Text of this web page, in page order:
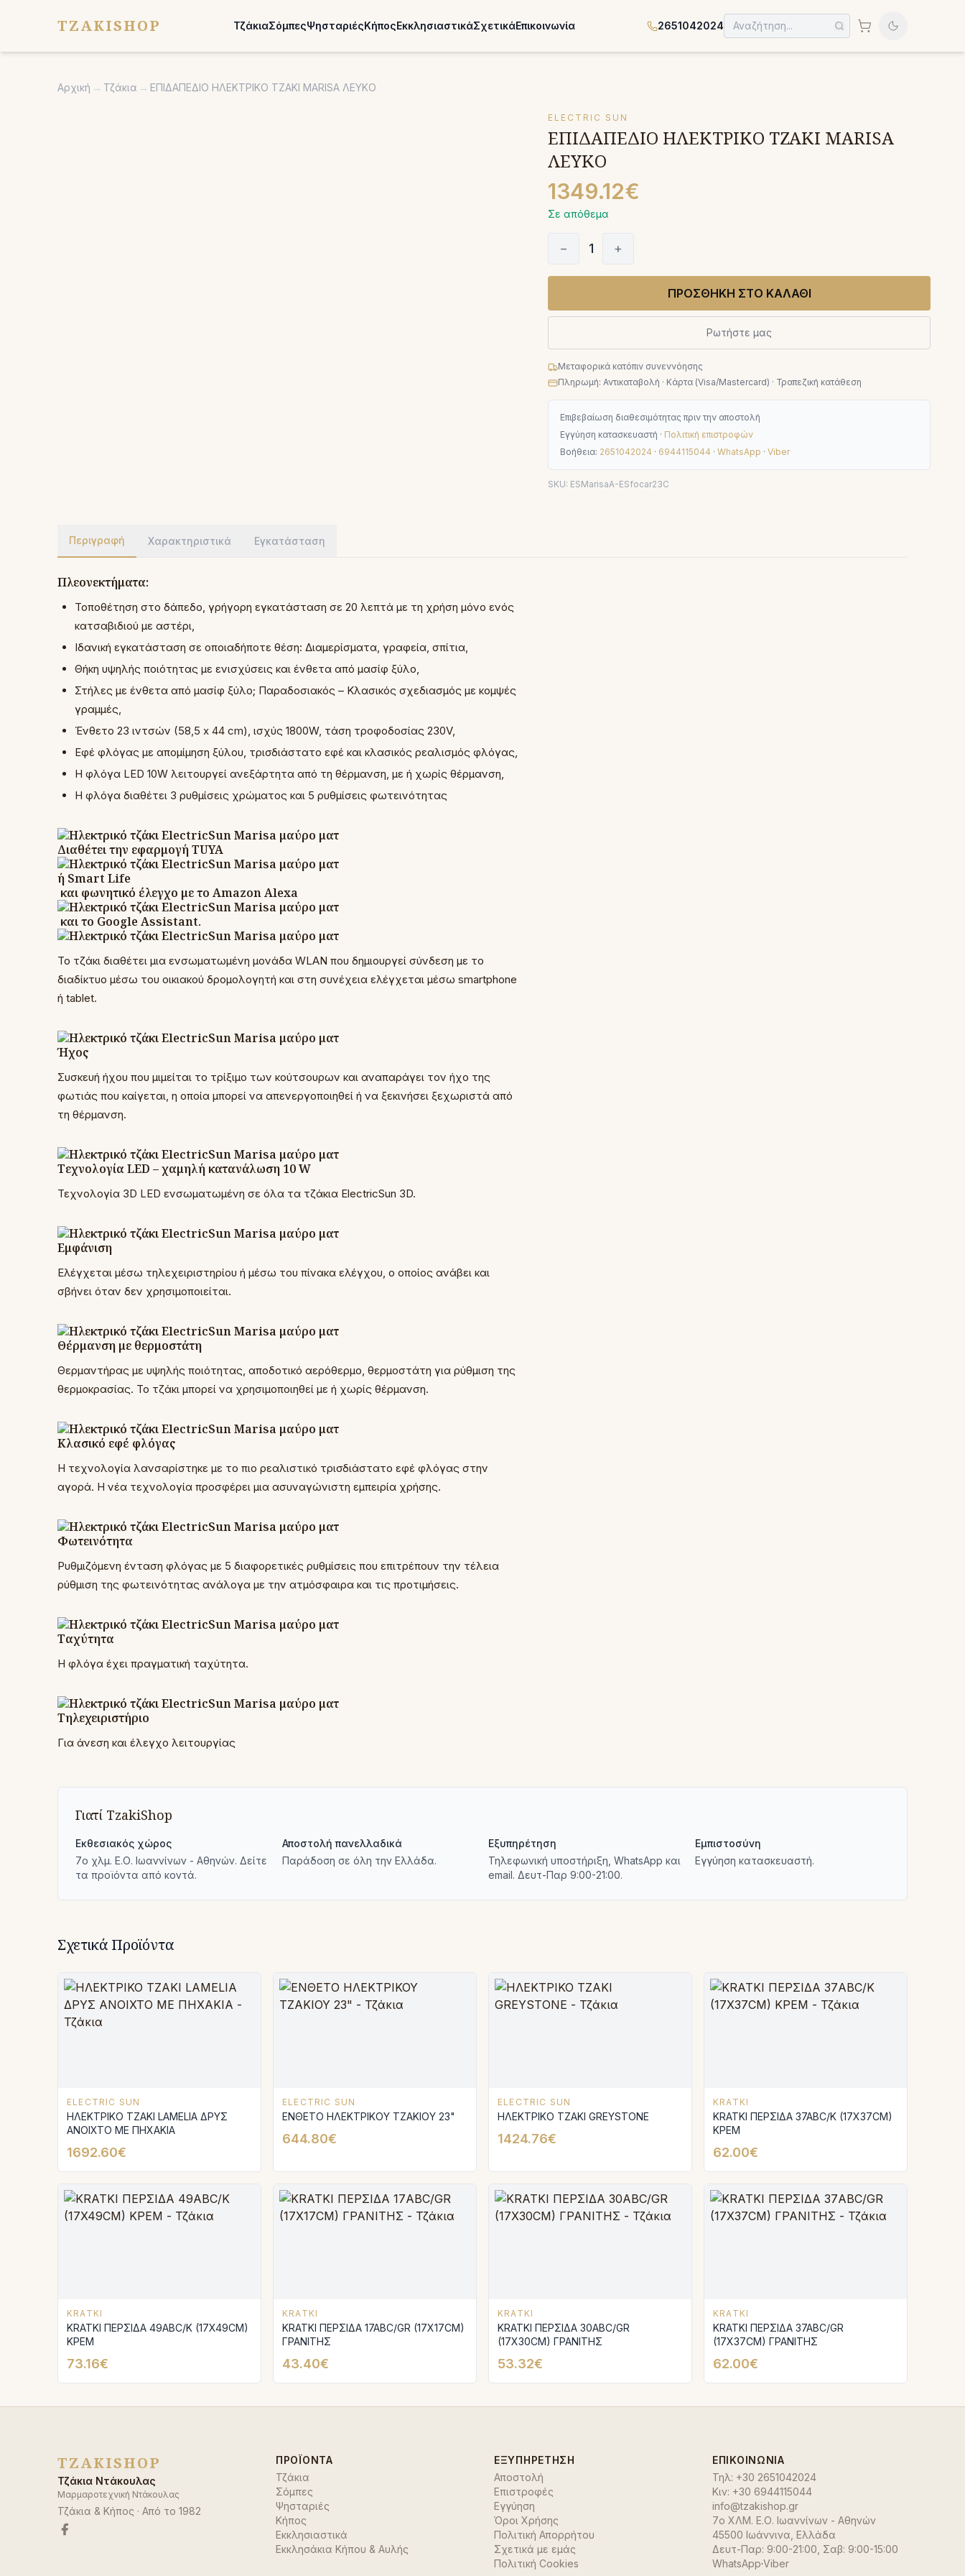
TZAKISHOP ΤζάκιαΣόμπεςΨησταριέςΚήποςΕκκλησιαστικάΣχετικάΕπικοινωνία 2651042024
Αρχική → Τζάκια → ΕΠΙΔΑΠΕΔΙΟ ΗΛΕΚΤΡΙΚΟ ΤΖΑΚΙ MARISA ΛΕΥΚΟ
ELECTRIC SUN
ΕΠΙΔΑΠΕΔΙΟ ΗΛΕΚΤΡΙΚΟ ΤΖΑΚΙ MARISA
ΛΕΥΚΟ
1349.12€
Σε απόθεμα
− 1 +
ΠΡΟΣΘΗΚΗ ΣΤΟ ΚΑΛΑΘΙ
Ρωτήστε μας
Μεταφορικά κατόπιν συνεννόησης
Πληρωμή: Αντικαταβολή · Κάρτα (Visa/Mastercard) · Τραπεζική κατάθεση
Επιβεβαίωση διαθεσιμότητας πριν την αποστολή
Εγγύηση κατασκευαστή · Πολιτική επιστροφών
Βοήθεια: 2651042024 · 6944115044 · WhatsApp · Viber
SKU: ESMarisaA-ESfocar23C
Περιγραφή Χαρακτηριστικά Εγκατάσταση
Πλεονεκτήματα:
Τοποθέτηση στο δάπεδο, γρήγορη εγκατάσταση σε 20 λεπτά με τη χρήση μόνο ενός
κατσαβιδιού με αστέρι,
Ιδανική εγκατάσταση σε οποιαδήποτε θέση: Διαμερίσματα, γραφεία, σπίτια,
Θήκη υψηλής ποιότητας με ενισχύσεις και ένθετα από μασίφ ξύλο,
Στήλες με ένθετα από μασίφ ξύλο; Παραδοσιακός – Κλασικός σχεδιασμός με κομψές
γραμμές,
Ένθετο 23 ιντσών (58,5 x 44 cm), ισχύς 1800W, τάση τροφοδοσίας 230V,
Εφέ φλόγας με απομίμηση ξύλου, τρισδιάστατο εφέ και κλασικός ρεαλισμός φλόγας,
Η φλόγα LED 10W λειτουργεί ανεξάρτητα από τη θέρμανση, με ή χωρίς θέρμανση,
Η φλόγα διαθέτει 3 ρυθμίσεις χρώματος και 5 ρυθμίσεις φωτεινότητας
Διαθέτει την εφαρμογή TUYA
ή Smart Life
και φωνητικό έλεγχο με το Amazon Alexa
και το Google Assistant.
Το τζάκι διαθέτει μια ενσωματωμένη μονάδα WLAN που δημιουργεί σύνδεση με το
διαδίκτυο μέσω του οικιακού δρομολογητή και στη συνέχεια ελέγχεται μέσω smartphone
ή tablet.
Ήχος
Συσκευή ήχου που μιμείται το τρίξιμο των κούτσουρων και αναπαράγει τον ήχο της
φωτιάς που καίγεται, η οποία μπορεί να απενεργοποιηθεί ή να ξεκινήσει ξεχωριστά από
τη θέρμανση.
Τεχνολογία LED – χαμηλή κατανάλωση 10 W
Τεχνολογία 3D LED ενσωματωμένη σε όλα τα τζάκια ElectricSun 3D.
Εμφάνιση
Ελέγχεται μέσω τηλεχειριστηρίου ή μέσω του πίνακα ελέγχου, ο οποίος ανάβει και
σβήνει όταν δεν χρησιμοποιείται.
Θέρμανση με θερμοστάτη
Θερμαντήρας με υψηλής ποιότητας, αποδοτικό αερόθερμο, θερμοστάτη για ρύθμιση της
θερμοκρασίας. Το τζάκι μπορεί να χρησιμοποιηθεί με ή χωρίς θέρμανση.
Κλασικό εφέ φλόγας
Η τεχνολογία λανσαρίστηκε με το πιο ρεαλιστικό τρισδιάστατο εφέ φλόγας στην
αγορά. Η νέα τεχνολογία προσφέρει μια ασυναγώνιστη εμπειρία χρήσης.
Φωτεινότητα
Ρυθμιζόμενη ένταση φλόγας με 5 διαφορετικές ρυθμίσεις που επιτρέπουν την τέλεια
ρύθμιση της φωτεινότητας ανάλογα με την ατμόσφαιρα και τις προτιμήσεις.
Ταχύτητα
Η φλόγα έχει πραγματική ταχύτητα.
Τηλεχειριστήριο
Για άνεση και έλεγχο λειτουργίας
Γιατί TzakiShop
Εκθεσιακός χώρος
7ο χλμ. Ε.Ο. Ιωαννίνων - Αθηνών. Δείτε
τα προϊόντα από κοντά.
Αποστολή πανελλαδικά
Παράδοση σε όλη την Ελλάδα.
Εξυπηρέτηση
Τηλεφωνική υποστήριξη, WhatsApp και
email. Δευτ-Παρ 9:00-21:00.
Εμπιστοσύνη
Εγγύηση κατασκευαστή.
Σχετικά Προϊόντα
ELECTRIC SUN
ΗΛΕΚΤΡΙΚΟ ΤΖΑΚΙ LAMELIA ΔΡΥΣ
ΑΝΟΙΧΤΟ ΜΕ ΠΗΧΑΚΙΑ
1692.60€
ELECTRIC SUN
ΕΝΘΕΤΟ ΗΛΕΚΤΡΙΚΟΥ ΤΖΑΚΙΟΥ 23"
644.80€
ELECTRIC SUN
ΗΛΕΚΤΡΙΚΟ ΤΖΑΚΙ GREYSTONE
1424.76€
KRATKI
KRATKI ΠΕΡΣΙΔΑ 37ABC/K (17X37CM)
ΚΡΕΜ
62.00€
KRATKI
KRATKI ΠΕΡΣΙΔΑ 49ABC/K (17X49CM)
ΚΡΕΜ
73.16€
KRATKI
KRATKI ΠΕΡΣΙΔΑ 17ABC/GR (17X17CM)
ΓΡΑΝΙΤΗΣ
43.40€
KRATKI
KRATKI ΠΕΡΣΙΔΑ 30ABC/GR
(17X30CM) ΓΡΑΝΙΤΗΣ
53.32€
KRATKI
KRATKI ΠΕΡΣΙΔΑ 37ABC/GR
(17X37CM) ΓΡΑΝΙΤΗΣ
62.00€
TZAKISHOP
Τζάκια Ντάκουλας
Μαρμαροτεχνική Ντάκουλας
Τζάκια & Κήπος · Από το 1982
ΠΡΟΪΌΝΤΑ
Τζάκια
Σόμπες
Ψησταριές
Κήπος
Εκκλησιαστικά
Εκκλησάκια Κήπου & Αυλής
ΕΞΥΠΗΡΈΤΗΣΗ
Αποστολή
Επιστροφές
Εγγύηση
Όροι Χρήσης
Πολιτική Απορρήτου
Σχετικά με εμάς
Πολιτική Cookies
ΕΠΙΚΟΙΝΩΝΊΑ
Τηλ: +30 2651042024
Κιν: +30 6944115044
info@tzakishop.gr
7ο ΧΛΜ. Ε.Ο. Ιωαννίνων - Αθηνών
45500 Ιωάννινα Ελλάδα
Δευτ-Παρ: 9:00-21:00, Σαβ: 9:00-15:00
WhatsApp·Viber